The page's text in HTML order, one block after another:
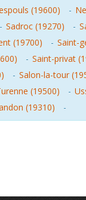
(19600) -
- Sadroc (19270) -
(19700) - Saint-
- Saint-privat
- Salon-la-tour
(19500) -
(19310) -